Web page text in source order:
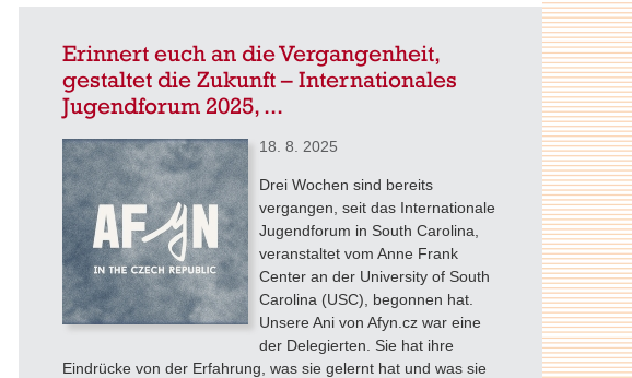
Erinnert euch an die Vergangenheit,
gestaltet die Zukunft – Internationales
Jugendforum 2025, ...
18. 8. 2025
Drei Wochen sind bereits
vergangen, seit das Internationale
Jugendforum in South Carolina,
veranstaltet vom Anne Frank
Center an der University of South
Carolina (USC), begonnen hat.
Unsere Ani von Afyn.cz war eine
der Delegierten. Sie hat ihre
Eindrücke von der Erfahrung, was sie gelernt hat und was sie